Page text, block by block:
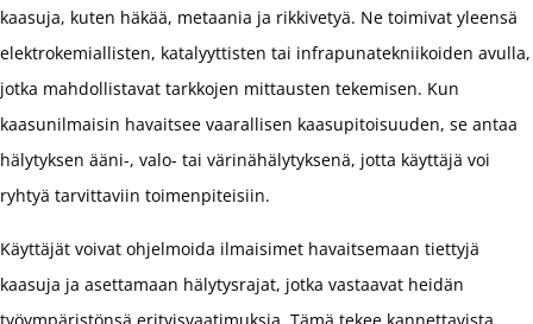
kaasuja, kuten häkää, metaania ja rikkivetyä. Ne toimivat yleensä
elektrokemiallisten, katalyyttisten tai infrapunatekniikoiden avulla,
jotka mahdollistavat tarkkojen mittausten tekemisen. Kun
kaasunilmaisin havaitsee vaarallisen kaasupitoisuuden, se antaa
hälytyksen ääni-, valo- tai värinähälytyksenä, jotta käyttäjä voi
ryhtyä tarvittaviin toimenpiteisiin.
Käyttäjät voivat ohjelmoida ilmaisimet havaitsemaan tiettyjä
kaasuja ja asettamaan hälytysrajat, jotka vastaavat heidän